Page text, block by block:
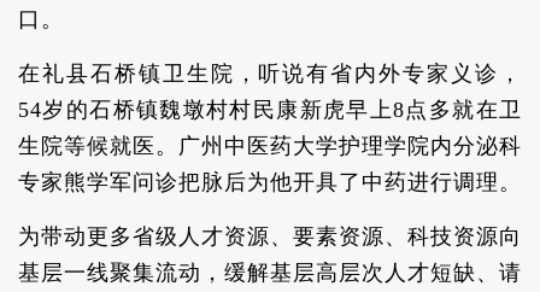
口。
在礼县石桥镇卫生院，听说有省内外专家义诊，
54岁的石桥镇魏墩村村民康新虎早上8点多就在卫
生院等候就医。广州中医药大学护理学院内分泌科
专家熊学军问诊把脉后为他开具了中药进行调理。
为带动更多省级人才资源、要素资源、科技资源向
基层一线聚集流动，缓解基层高层次人才短缺、请